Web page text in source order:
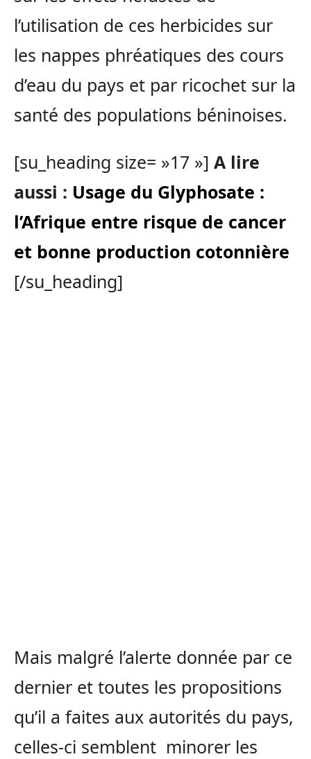
l’utilisation de ces herbicides sur
les nappes phréatiques des cours
d’eau du pays et par ricochet sur la
santé des populations béninoises.
[su_heading size= »17 »] A lire
aussi : Usage du Glyphosate :
l’Afrique entre risque de cancer
et bonne production cotonnière
[/su_heading]
Mais malgré l’alerte donnée par ce
dernier et toutes les propositions
qu’il a faites aux autorités du pays,
celles-ci semblent minorer les